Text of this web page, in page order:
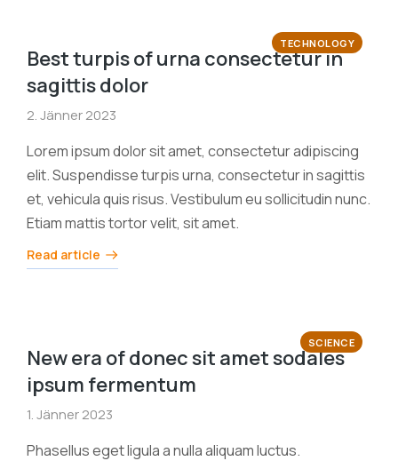
TECHNOLOGY
Best turpis of urna consectetur in
sagittis dolor
2. Jänner 2023
Lorem ipsum dolor sit amet, consectetur adipiscing
elit. Suspendisse turpis urna, consectetur in sagittis
et, vehicula quis risus. Vestibulum eu sollicitudin nunc.
Etiam mattis tortor velit, sit amet.
Read article
SCIENCE
New era of donec sit amet sodales
ipsum fermentum
1. Jänner 2023
Phasellus eget ligula a nulla aliquam luctus.